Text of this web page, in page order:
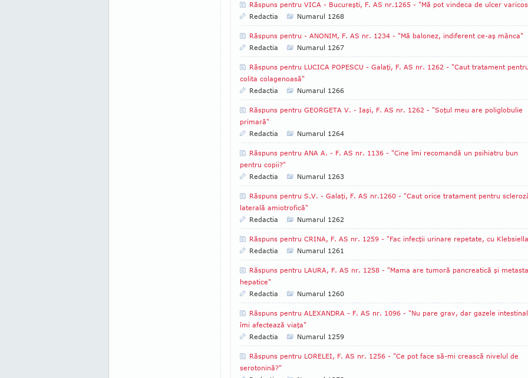
Răspuns pentru VICA - Bucureşti, F. AS nr.1265 - "Mă pot vindeca de ulcer
Redactia
Numarul 1268
Răspuns pentru - ANONIM, F. AS nr. 1234 - "Mă balonez, indiferent ce-aş mânca"
Redactia
Numarul 1267
Răspuns pentru LUCICA POPESCU - Galaţi, F. AS nr. 1262 - "Caut tratament pentru
colita colagenoasă"
Redactia
Numarul 1266
Răspuns pentru GEORGETA V. - Iaşi, F. AS nr. 1262 - "Soţul meu are poliglobulie
primară"
Redactia
Numarul 1264
Răspuns pentru ANA A. - F. AS nr. 1136 - "Cine îmi recomandă un psihiatru bun
pentru copii?"
Redactia
Numarul 1263
Răspuns pentru S.V. - Galaţi, F. AS nr.1260 - "Caut orice tratament pentru
laterală amiotrofică"
Redactia
Numarul 1262
Răspuns pentru CRINA, F. AS nr. 1259 - "Fac infecţii urinare repetate, cu
Redactia
Numarul 1261
Răspuns pentru LAURA, F. AS nr. 1258 - "Mama are tumoră pancreatică şi
hepatice"
Redactia
Numarul 1260
Răspuns pentru ALEXANDRA - F. AS nr. 1096 - "Nu pare grav, dar gazele
îmi afectează viaţa"
Redactia
Numarul 1259
Răspuns pentru LORELEI, F. AS nr. 1256 - "Ce pot face să-mi crească nivelul de
serotonină?"